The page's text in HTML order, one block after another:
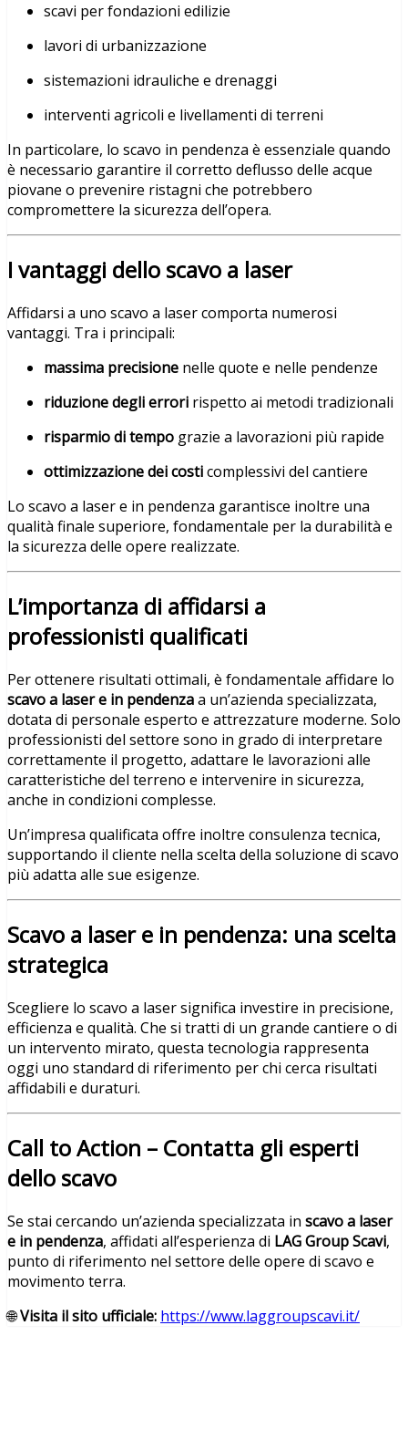
scavi per fondazioni edilizie
lavori di urbanizzazione
sistemazioni idrauliche e drenaggi
interventi agricoli e livellamenti di terreni
In particolare, lo scavo in pendenza è essenziale quando
è necessario garantire il corretto deflusso delle acque
piovane o prevenire ristagni che potrebbero
compromettere la sicurezza dell’opera.
I vantaggi dello scavo a laser
Affidarsi a uno scavo a laser comporta numerosi
vantaggi. Tra i principali:
massima precisione nelle quote e nelle pendenze
riduzione degli errori rispetto ai metodi tradizionali
risparmio di tempo grazie a lavorazioni più rapide
ottimizzazione dei costicomplessivi del cantiere
Lo scavo a laser e in pendenza garantisce inoltre una
qualità finale superiore, fondamentale per la durabilità e
la sicurezza delle opere realizzate.
L’importanza di affidarsi a
professionisti qualificati
Per ottenere risultati ottimali, è fondamentale affidare lo
scavo a laser e in pendenzaa un’azienda specializzata,
dotata di personale esperto e attrezzature moderne. Solo
professionisti del settore sono in grado di interpretare
correttamente il progetto, adattare le lavorazioni alle
caratteristiche del terreno e intervenire in sicurezza,
anche in condizioni complesse.
Un’impresa qualificata offre inoltre consulenza tecnica,
supportando il cliente nella scelta della soluzione di scavo
più adatta alle sue esigenze.
Scavo a laser e in pendenza: una scelta
strategica
Scegliere lo scavo a laser significa investire in precisione,
efficienza e qualità. Che si tratti di un grande cantiere o di
un intervento mirato, questa tecnologia rappresenta
oggi uno standard di riferimento per chi cerca risultati
affidabili e duraturi.
Call to Action – Contatta gli esperti
dello scavo
Se stai cercando un’azienda specializzata in scavo a laser
e in pendenza, affidati all’esperienza di LAG Group Scavi,
punto di riferimento nel settore delle opere di scavo e
movimento terra.
🌐Visita il sito ufficiale: https://www.laggroupscavi.it/